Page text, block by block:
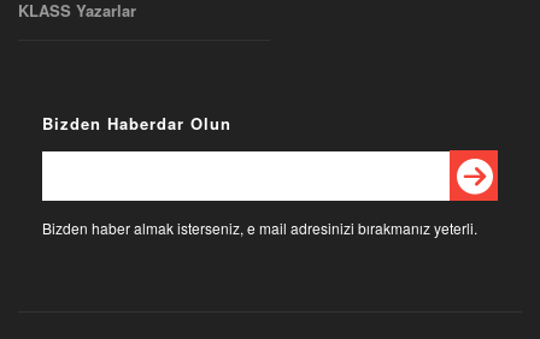
KLASS Yazarlar
Bizden Haberdar Olun
Bizden haber almak isterseniz, e mail adresinizi bırakmanız yeterli.